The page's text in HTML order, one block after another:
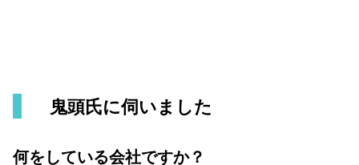
鬼頭氏に伺いました
何をしている会社ですか？